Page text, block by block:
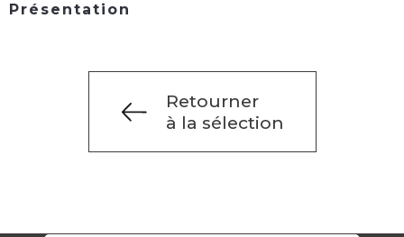
Présentation
Retourner
à la sélection